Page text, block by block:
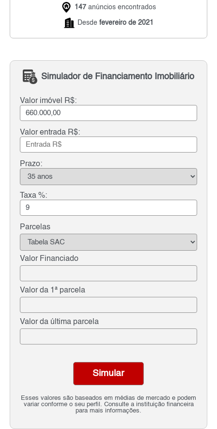
147 anúncios encontrados
Desde fevereiro de 2021
Simulador de Financiamento Imobiliário
Valor imóvel R$:
Valor entrada R$:
Prazo:
Taxa %:
Parcelas
Valor Financiado
Valor da 1ª parcela
Valor da última parcela
Esses valores são baseados em médias de mercado e podem
variar conforme o seu perfil. Consulte a instituição financeira
para mais informações.
Simular